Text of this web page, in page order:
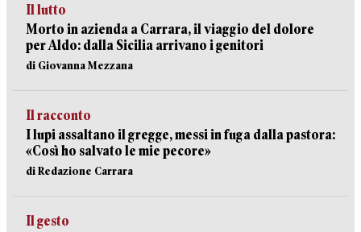
Il lutto
Morto in azienda a Carrara, il viaggio del dolore
per Aldo: dalla Sicilia arrivano i genitori
di Giovanna Mezzana
Il racconto
I lupi assaltano il gregge, messi in fuga dalla pastora:
«Così ho salvato le mie pecore»
di Redazione Carrara
Il gesto